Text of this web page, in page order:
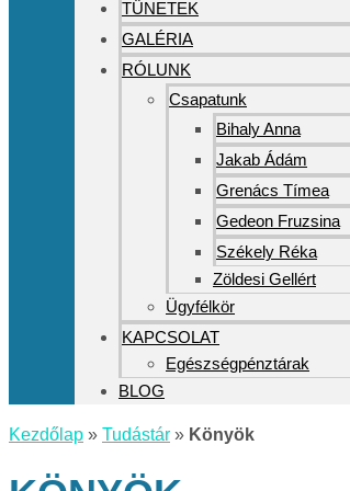
TÜNETEK
GALÉRIA
RÓLUNK
Csapatunk
Bihaly Anna
Jakab Ádám
Grenács Tímea
Gedeon Fruzsina
Székely Réka
Zöldesi Gellért
Ügyfélkör
KAPCSOLAT
Egészségpénztárak
BLOG
Kezdőlap » Tudástár » Könyök